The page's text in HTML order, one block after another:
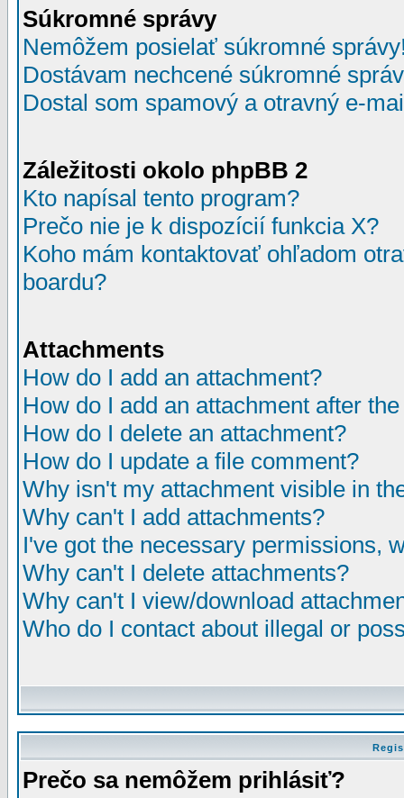
Súkromné správy
Nemôžem posielať súkromné
Dostávam nechcené súkromné
Dostal som spamový a otravný e-
Záležitosti okolo phpBB 2
Kto napísal tento program?
Prečo nie je k dispozícií funkcia X?
Koho mám kontaktovať ohľadom
boardu?
Attachments
How do I add an attachment?
How do I add an attachment after
How do I delete an attachment?
How do I update a file comment?
Why isn't my attachment visible in
Why can't I add attachments?
I've got the necessary permissions,
Why can't I delete attachments?
Why can't I view/download
Who do I contact about illegal or
Prečo sa nemôžem prihlásiť?